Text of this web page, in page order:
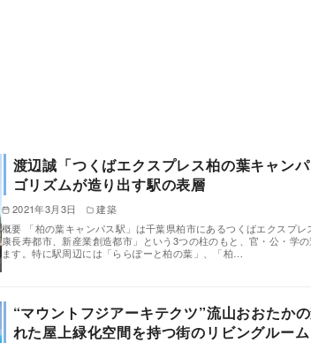
渡辺誠「つくばエクスプレス柏の葉キャン
ゴリズムが造り出す駅の表層
2021年3月3日
建築
概要 「柏の葉キャンパス駅」は千葉県柏市にあるつくばエクスプ
康長寿都市、新産業創造都市」という3つの柱のもと、官・公・学
ます。特に駅周辺には「ららぽーと柏の葉」、「柏…
“マウントフジアーキテクツ”流山おおたか
れた屋上緑化空間を持つ街のリビングルーム